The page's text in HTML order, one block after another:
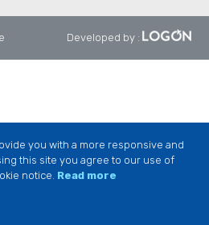
Developed by :
you with a more responsive and
this site you agree to our use of
notice. Read more